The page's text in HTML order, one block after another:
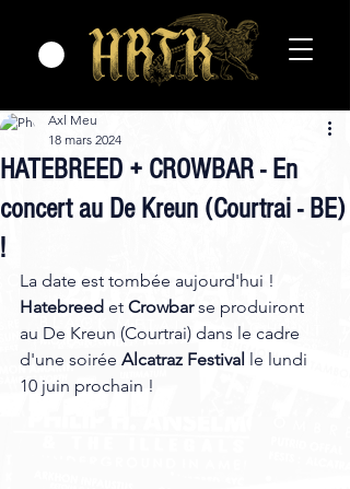
HATEBREED + CROWBAR - En
concert au De Kreun (Courtrai - BE)
!
Axl Meu
18 mars 2024
La date est tombée aujourd'hui !
Hatebreed et Crowbar se produiront
au De Kreun (Courtrai) dans le cadre
d'une soirée Alcatraz Festival le lundi
10 juin prochain !